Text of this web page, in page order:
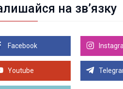
21:18
телеоб'єктивів Sigma Sports
21:00
на 99,9% готовий новий
простір. ВІДЕО
на зв’язку
Facebook
Youtube